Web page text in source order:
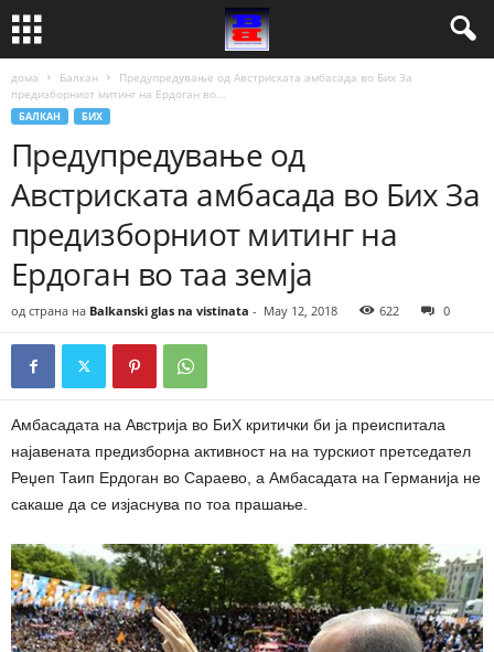
дома Балкан
Предупредување од Австриската амбасада во Бих За
предизборниот митинг на Ердоган во...
БАЛКАН БИХ
Предупредување од
Австриската амбасада во Бих За
предизборниот митинг на
Ердоган во таа земја
од страна на Balkanski glas na vistinata - May 12, 2018 622 0
Амбасадата на Австрија во БиХ критички би ја преиспитала
најавената предизборна активност на на турскиот претседател
Реџеп Таип Ердоган во Сараево, а Амбасадата на Германија не
сакаше да се изјаснува по тоа прашање.